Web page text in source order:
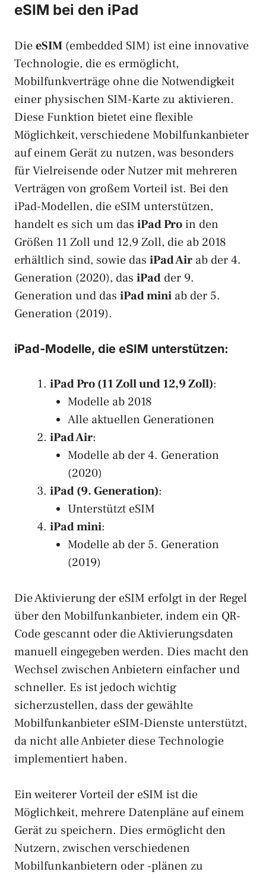
eSIM bei den iPad
DieeSIM (embedded SIM) ist eine innovative
Technologie, die es ermöglicht,
Mobilfunkverträge ohne die Notwendigkeit
einer physischen SIM-Karte zu aktivieren.
Diese Funktion bietet eine flexible
Möglichkeit, verschiedene Mobilfunkanbieter
auf einem Gerät zu nutzen, was besonders
für Vielreisende oder Nutzer mit mehreren
Verträgen von großem Vorteil ist. Bei den
iPad-Modellen, die eSIM unterstützen,
handelt es sich um das iPad Proin den
Größen 11 Zoll und 12,9 Zoll, die ab 2018
erhältlich sind, sowie das iPad Air ab der 4.
Generation (2020), das iPad der 9.
Generation und das iPad mini ab der 5.
Generation (2019).
iPad-Modelle, die eSIM unterstützen:
iPad Pro (11 Zoll und 12,9 Zoll):
Modelle ab 2018
Alle aktuellen Generationen
iPad Air:
Modelle ab der 4. Generation
(2020)
iPad (9. Generation):
Unterstützt eSIM
iPad mini:
Modelle ab der 5. Generation
(2019)
Die Aktivierung der eSIM erfolgt in der Regel
über den Mobilfunkanbieter, indem ein QR-
Code gescannt oder die Aktivierungsdaten
manuell eingegeben werden. Dies macht den
Wechsel zwischen Anbietern einfacher und
schneller. Es ist jedoch wichtig
sicherzustellen, dass der gewählte
Mobilfunkanbieter eSIM-Dienste unterstützt,
da nicht alle Anbieter diese Technologie
implementiert haben.
Ein weiterer Vorteil der eSIM ist die
Möglichkeit, mehrere Datenpläne auf einem
Gerät zu speichern. Dies ermöglicht den
Nutzern, zwischen verschiedenen
Mobilfunkanbietern oder -plänen zu